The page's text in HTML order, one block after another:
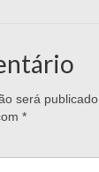
será publicado.
*